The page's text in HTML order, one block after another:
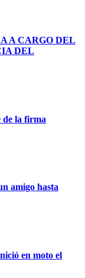
A CARGO DEL
DEL
de la firma
amigo hasta
en moto el